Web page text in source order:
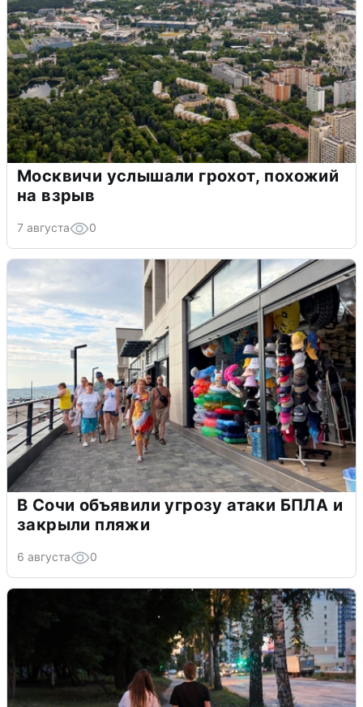
Москвичи услышали грохот, похожий
на взрыв
7 августа 0
В Сочи объявили угрозу атаки БПЛА и
закрыли пляжи
6 августа 0